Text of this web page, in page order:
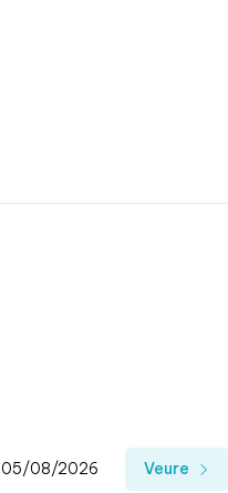
05/08/2026 Veure